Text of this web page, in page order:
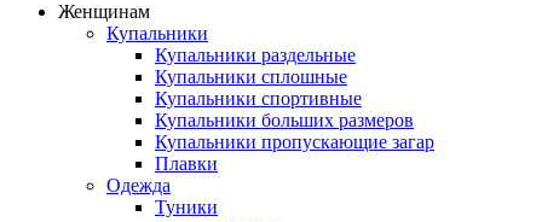
Женщинам
Купальники
Купальники раздельные
Купальники сплошные
Купальники спортивные
Купальники больших размеров
Купальники пропускающие загар
Плавки
Одежда
Туники